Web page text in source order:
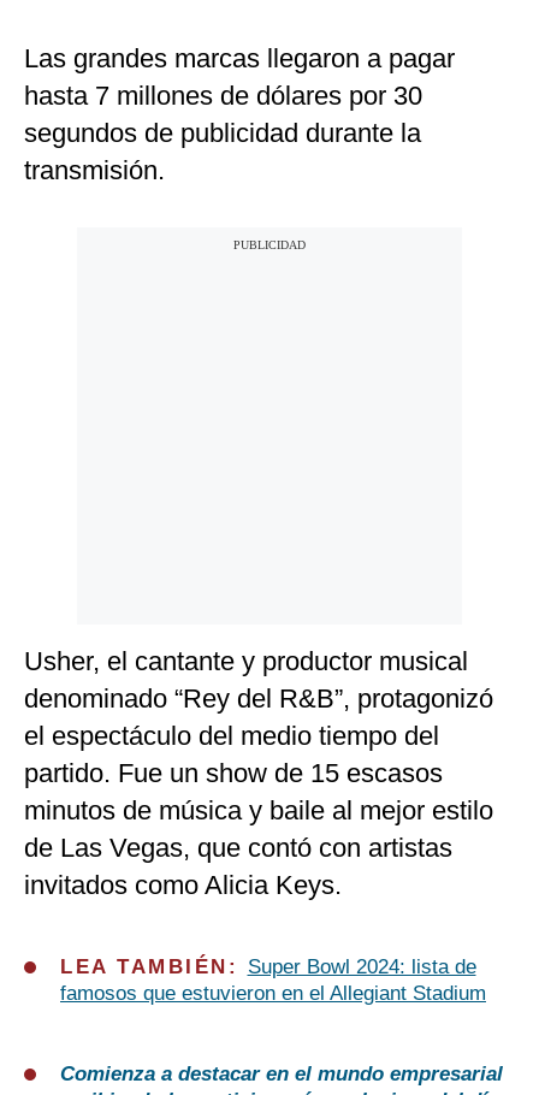
Las grandes marcas llegaron a pagar
hasta 7 millones de dólares por 30
segundos de publicidad durante la
transmisión.
Usher, el cantante y productor musical
denominado “Rey del R&B”, protagonizó
el espectáculo del medio tiempo del
partido. Fue un show de 15 escasos
minutos de música y baile al mejor estilo
de Las Vegas, que contó con artistas
invitados como Alicia Keys.
LEA TAMBIÉN: Super Bowl 2024: lista de
famosos que estuvieron en el Allegiant Stadium
Comienza a destacar en el mundo empresarial